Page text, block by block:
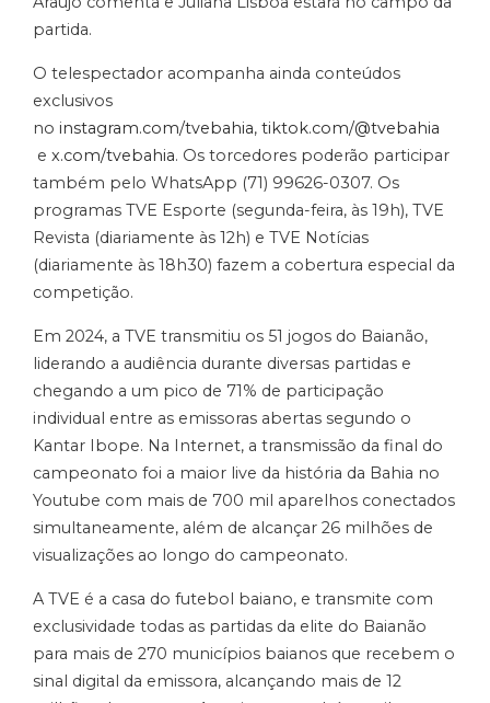
partida.
O telespectador acompanha ainda conteúdos
exclusivos
no instagram.com/tvebahia, tiktok.com/@tvebahia
e x.com/tvebahia. Os torcedores poderão participar
também pelo WhatsApp (71) 99626-0307. Os
programas TVE Esporte (segunda-feira, às 19h), TVE
Revista (diariamente às 12h) e TVE Notícias
(diariamente às 18h30) fazem a cobertura especial da
competição.
Em 2024, a TVE transmitiu os 51 jogos do Baianão,
liderando a audiência durante diversas partidas e
chegando a um pico de 71% de participação
individual entre as emissoras abertas segundo o
Kantar Ibope. Na Internet, a transmissão da final do
campeonato foi a maior live da história da Bahia no
Youtube com mais de 700 mil aparelhos conectados
simultaneamente, além de alcançar 26 milhões de
visualizações ao longo do campeonato.
A TVE é a casa do futebol baiano, e transmite com
exclusividade todas as partidas da elite do Baianão
para mais de 270 municípios baianos que recebem o
sinal digital da emissora, alcançando mais de 12